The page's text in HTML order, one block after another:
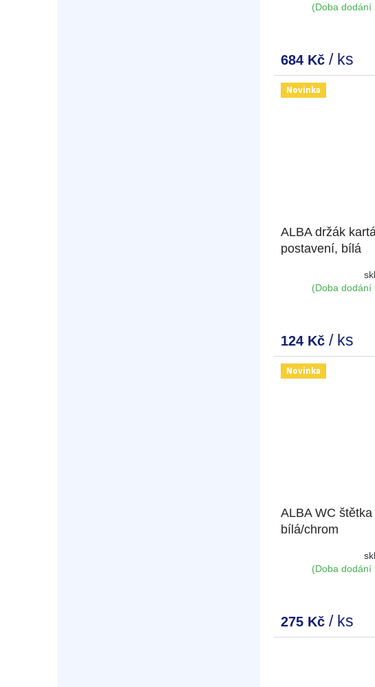
(Doba dodání
684 Kč / ks
Novinka
ALBA držák
postavení, bílá
(Doba dodání
124 Kč / ks
Novinka
ALBA WC
bílá/chrom
(Doba dodání
275 Kč / ks